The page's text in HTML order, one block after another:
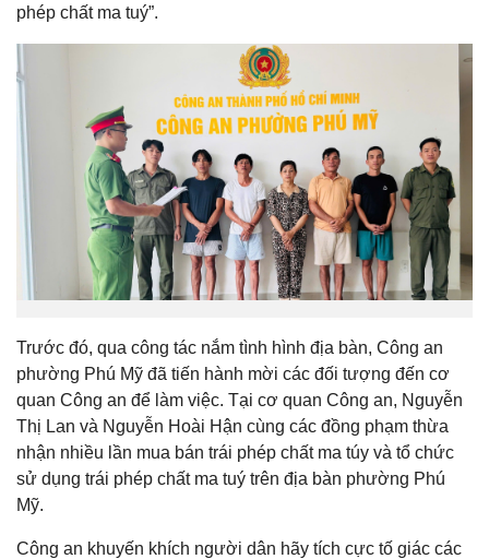
phép chất ma tuý”.
Trước đó, qua công tác nắm tình hình địa bàn, Công an
phường Phú Mỹ đã tiến hành mời các đối tượng đến cơ
quan Công an để làm việc. Tại cơ quan Công an, Nguyễn
Thị Lan và Nguyễn Hoài Hận cùng các đồng phạm thừa
nhận nhiều lần mua bán trái phép chất ma túy và tổ chức
sử dụng trái phép chất ma tuý trên địa bàn phường Phú
Mỹ.
Công an khuyến khích người dân hãy tích cực tố giác các